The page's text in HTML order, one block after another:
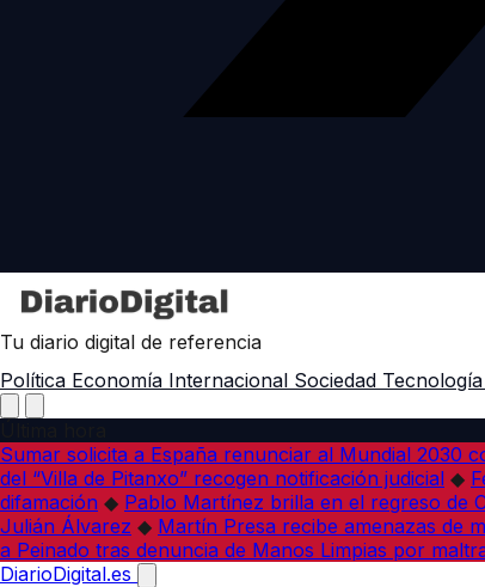
Tu diario digital de referencia
Política Economía Internacional Sociedad Tecnología
Sumar solicita a España renunciar al Mundial 2030
del “Villa de Pitanxo” recogen notificación judicial ◆
difamación ◆ Pablo Martínez brilla en el regreso de
Julián Álvarez ◆ Martín Presa recibe amenazas de
a Peinado tras denuncia de Manos Limpias por
DiarioDigital.es